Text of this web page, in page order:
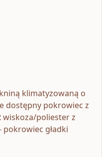
klimatyzowaną o
dostępny pokrowiec z
wiskoza/poliester z
gładki